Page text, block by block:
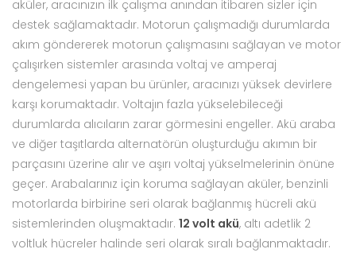
aküler, aracınızın ilk çalışma anından itibaren sizler için
destek sağlamaktadır. Motorun çalışmadığı durumlarda
akım göndererek motorun çalışmasını sağlayan ve motor
çalışırken sistemler arasında voltaj ve amperaj
dengelemesi yapan bu ürünler, aracınızı yüksek devirlere
karşı korumaktadır. Voltajın fazla yükselebileceği
durumlarda alıcıların zarar görmesini engeller. Akü araba
ve diğer taşıtlarda alternatörün oluşturduğu akımın bir
parçasını üzerine alır ve aşırı voltaj yükselmelerinin önüne
geçer. Arabalarınız için koruma sağlayan aküler, benzinli
motorlarda birbirine seri olarak bağlanmış hücreli akü
sistemlerinden oluşmaktadır. 12 volt akü, altı adetlik 2
voltluk hücreler halinde seri olarak sıralı bağlanmaktadır.